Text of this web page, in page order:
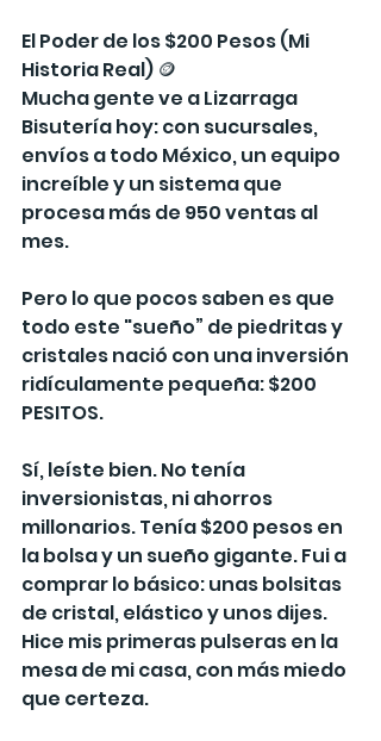
El Poder de los $200 Pesos (Mi
Historia Real) 🪙
Mucha gente ve a Lizarraga
Bisutería hoy: con sucursales,
envíos a todo México, un equipo
increíble y un sistema que
procesa más de 950 ventas al
mes.
Pero lo que pocos saben es que
todo este "sueño” de piedritas y
cristales nació con una inversión
ridículamente pequeña: $200
PESITOS.
Sí, leíste bien. No tenía
inversionistas, ni ahorros
millonarios. Tenía $200 pesos en
la bolsa y un sueño gigante. Fui a
comprar lo básico: unas bolsitas
de cristal, elástico y unos dijes.
Hice mis primeras pulseras en la
mesa de mi casa, con más miedo
que certeza.